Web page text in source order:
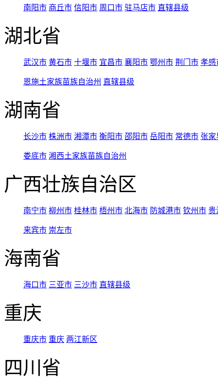
南阳市 商丘市 信阳市 周口市 驻马店市 直辖县级
湖北省
武汉市 黄石市 十堰市 宜昌市 襄阳市 鄂州市 荆门市 孝感
恩施土家族苗族自治州 直辖县级
湖南省
长沙市 株洲市 湘潭市 衡阳市 邵阳市 岳阳市 常德市 张家
娄底市 湘西土家族苗族自治州
广西壮族自治区
南宁市 柳州市 桂林市 梧州市 北海市 防城港市 钦州市 贵
来宾市 崇左市
海南省
海口市 三亚市 三沙市 直辖县级
重庆
重庆市 重庆 两江新区
四川省